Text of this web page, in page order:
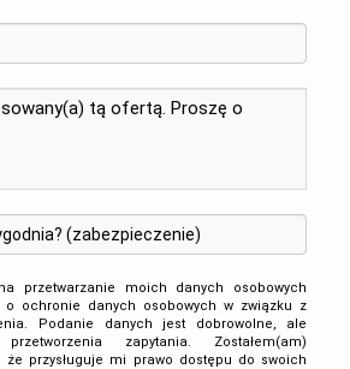
przetwarzanie moich danych osobowych
o ochronie danych osobowych w związku z
Podanie danych jest dobrowolne, ale
zapytania. Zostałem(am)
że przysługuje mi prawo dostępu do swoich